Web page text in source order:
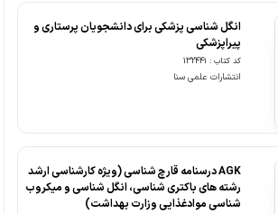
انگل شناسی پزشکی برای دانشجویان پرستاری و
پیراپزشکی
کد کتاب : 132441
انتشارات علمی سنا
AGK درسنامه قارچ شناسی (ویژه کارشناسی ارشد
رشته های باکتری شناسی، انگل شناسی و میکروب
شناسی موادغذایی وزارت بهداشت)